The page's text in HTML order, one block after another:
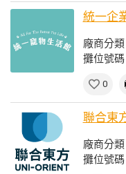
統一企
廠商分類
攤位號碼
0
聯合東
廠商分類
攤位號碼